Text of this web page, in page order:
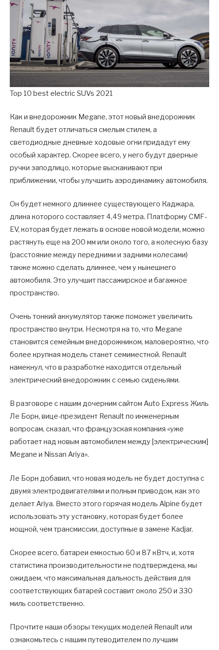
Top 10 best electric SUVs 2021
Как и внедорожник Megane, этот новый внедорожник
Renault будет отличаться смелым стилем, а
светодиодные дневные ходовые огни придадут ему
особый характер. Скорее всего, у него будут дверные
ручки заподлицо, которые выскакивают при
приближении, чтобы улучшить аэродинамику автомобиля.
Он будет немного длиннее существующего Каджара,
длина которого составляет 4,49 метра. Платформу CMF-
EV, которая будет лежать в основе новой модели, можно
растянуть еще на 200 мм или около того, а колесную базу
(расстояние между передними и задними колесами)
также можно сделать длиннее, чем у нынешнего
автомобиля. Это улучшит пассажирское и багажное
пространство.
Очень тонкий аккумулятор также поможет увеличить
пространство внутри. Несмотря на то, что Megane
становится семейным внедорожником, маловероятно, что
более крупная модель станет семиместной. Renault
намекнул, что в разработке находится отдельный
электрический внедорожник с семью сиденьями.
В разговоре с нашим дочерним сайтом Auto Express Жиль
Ле Борн, вице-президент Renault по инженерным
вопросам, сказал, что французская компания «уже
работает над новым автомобилем между [электрическим]
Megane и Nissan Ariya».
Ле Борн добавил, что новая модель не будет доступна с
двумя электродвигателями и полным приводом, как это
делает Ariya. Вместо этого горячая модель Alpine будет
использовать эту установку, которая будет более
мощной, чем трансмиссии, доступные в замене Kadjar.
Скорее всего, батареи емкостью 60 и 87 кВтч, и, хотя
статистика производительности не подтверждена, мы
ожидаем, что максимальная дальность действия для
соответствующих батарей составит около 250 и 330
миль соответственно.
Прочтите наши обзоры текущих моделей Renault или
ознакомьтесь с нашим путеводителем по лучшим